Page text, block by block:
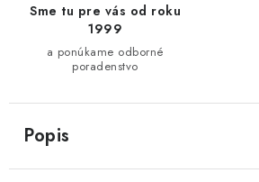
Sme tu pre vás od roku
1999
a ponúkame odborné
poradenstvo
Popis